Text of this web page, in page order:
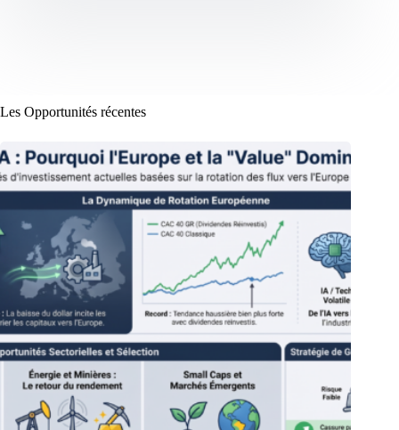
Les Opportunités récentes